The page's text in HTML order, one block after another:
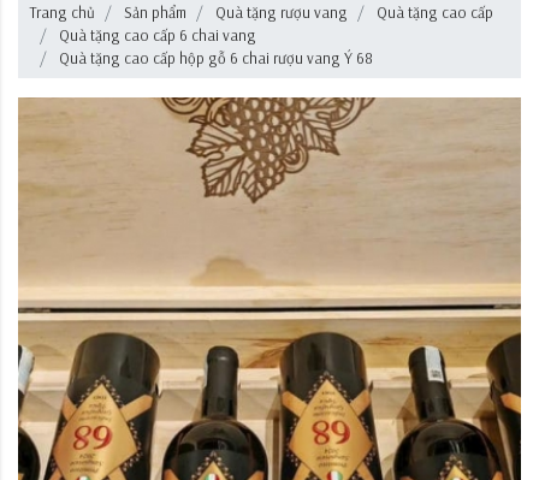
Trang chủ Sản phẩm Quà tặng rượu vang
Quà tặng cao cấp
Quà tặng cao cấp 6 chai vang
Quà tặng cao cấp hộp gỗ 6 chai rượu vang Ý 68